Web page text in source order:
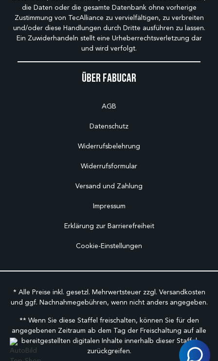
Über Fabucar
AGB
Datenschutz
Widerrufsbelehrung
Widerrufsformular
Versand und Zahlung
Impressum
Erklärung zur Barrierefreiheit
Cookie-Einstellungen
die Daten oder die gesamte Datenbank ohne vorherige
Zustimmung von TecAlliance zu vervielfältigen, zu verbreiten
und/oder diese Handlungen durch Dritte ausführen zu lassen.
Ein Zuwiderhandeln stellt eine Urheberrechtsverletzung dar
und wird verfolgt.
* Alle Preise inkl. gesetzl. Mehrwertsteuer zzgl. Versandkosten
und ggf. Nachnahmegebühren, wenn nicht anders angegeben.
** Wenn Sie diese Staffel freischalten, können Sie für den
angegebenen Zeitraum ab dem Tag der Freischaltung auf alle
bereitgestellten digitalen Inhalte innerhalb dieser Staffel
zurückgreifen.